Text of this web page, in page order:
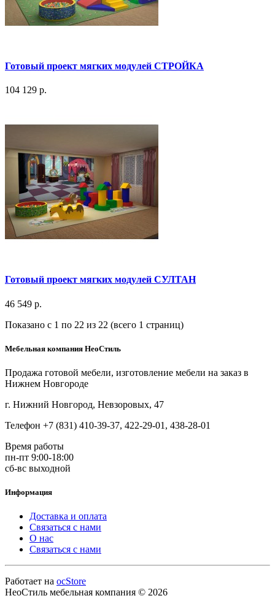
Готовый проект мягких модулей СТРОЙКА
104 129 р.
Готовый проект мягких модулей СУЛТАН
46 549 р.
Показано с 1 по 22 из 22 (всего 1 страниц)
Мебельная компания НеоСтиль
Продажа готовой мебели, изготовление мебели на заказ в
Нижнем Новгороде
г. Нижний Новгород, Невзоровых, 47
Телефон +7 (831) 410-39-37, 422-29-01, 438-28-01
Время работы
пн-пт 9:00-18:00
сб-вс выходной
Информация
Доставка и оплата
Связаться с нами
О нас
Связаться с нами
Работает на ocStore
НеоСтиль мебельная компания © 2026